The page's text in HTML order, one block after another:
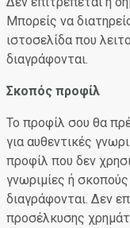
Μπορείς να
ιστοσελίδα που
διαγράφονται.
Σκοπός προφίλ
Το προφίλ σου θα
για αυθεντικές
προφίλ που δεν
γνωριμίες ή
διαγράφονται. Δεν
προσέλκυσης